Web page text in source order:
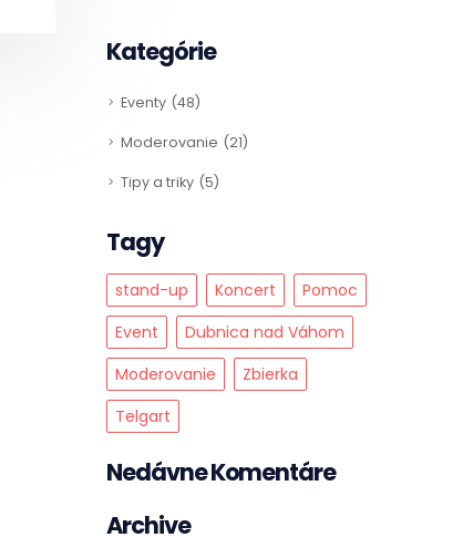
Kategórie
Eventy 48
Moderovanie 21
Tipy a triky 5
Tagy
stand-up Koncert
Pomoc
Event
Dubnica nad Váhom
Moderovanie
Zbierka
Telgart
Nedávne Komentáre
Archive